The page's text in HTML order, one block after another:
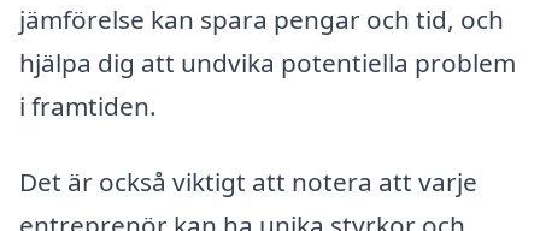
jämförelse kan spara pengar och tid, och
hjälpa dig att undvika potentiella problem
i framtiden.
Det är också viktigt att notera att varje